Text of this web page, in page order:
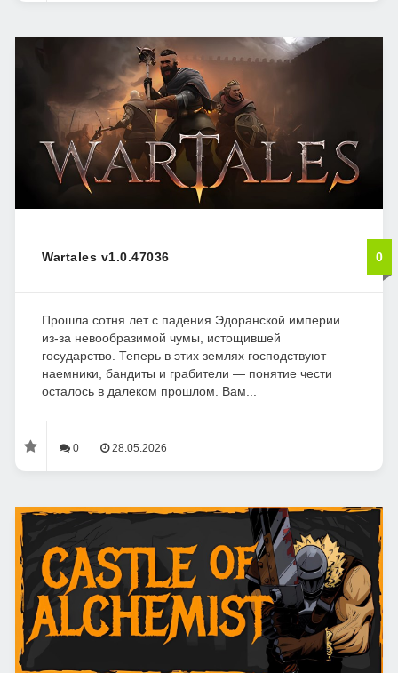
Wartales v1.0.47036 0
Прошла сотня лет с падения Эдоранской империи
из-за невообразимой чумы, истощившей
государство. Теперь в этих землях господствуют
наемники, бандиты и грабители — понятие чести
осталось в далеком прошлом. Вам...
0 28.05.2026